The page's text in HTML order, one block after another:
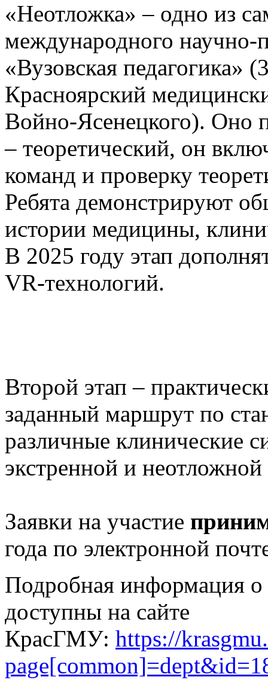
«Неотложка» – одно из
международного научно-
«Вузовская педагогика»
Красноярский
Войно-Ясенецкого). Оно
– теоретический, он
команд и проверку
Ребята демонстрируют
истории медицины,
В 2025 году этап
VR-технологий.
Второй этап –
заданный маршрут по
различные клинические
экстренной и
Заявки на участие
года по электронной
Подробная информация о
доступны на сайте
КрасГМУ: https://